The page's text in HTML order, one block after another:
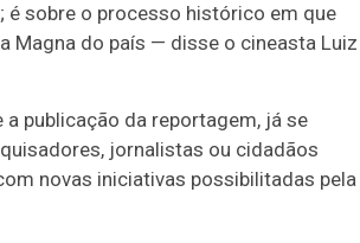
é sobre o processo histórico em que
Magna do país — disse o cineasta Luiz
publicação da reportagem, já se
jornalistas ou cidadãos
novas iniciativas possibilitadas pela